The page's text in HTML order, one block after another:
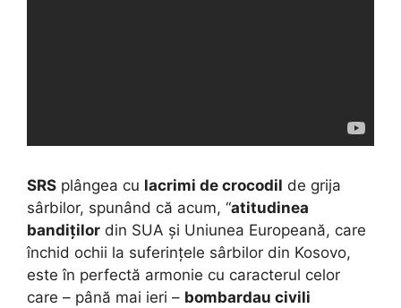
SRS plângea cu lacrimi de crocodil de grija
sârbilor, spunând că acum, “atitudinea
bandiților din SUA și Uniunea Europeană, care
închid ochii la suferințele sârbilor din Kosovo,
este în perfectă armonie cu caracterul celor
care – până mai ieri – bombardau civili